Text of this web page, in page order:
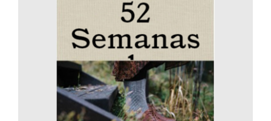
AÑADIR AL CARRITO
/
DETALLES